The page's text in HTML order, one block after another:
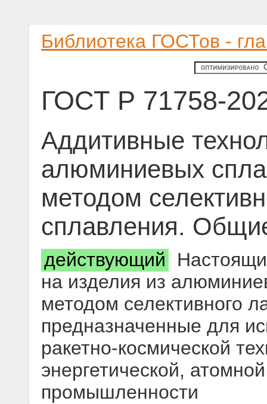
Библиотека ГОСТов -
ГОСТ Р 71758-
Аддитивные
алюминиевых
методом
сплавления.
действующий
на изделия из
методом селективного
предназначенные для
ракетно-космической
энергетической,
промышленности